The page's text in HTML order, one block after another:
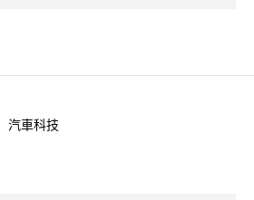
汽車科技